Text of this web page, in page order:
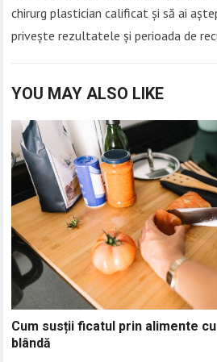
chirurg plastician calificat și să ai
privește rezultatele și perioada de
YOU MAY ALSO LIKE
Cum susții ficatul prin alimente
blândă